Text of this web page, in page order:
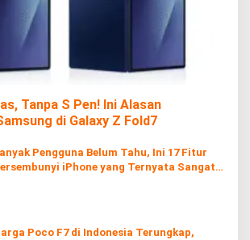
Tanpa S Pen! Ini Alasan
di Galaxy Z Fold7
Pengguna Belum Tahu, Ini 17 Fitur
iPhone yang Ternyata Sangat
Poco F7 di Indonesia Terungkap,